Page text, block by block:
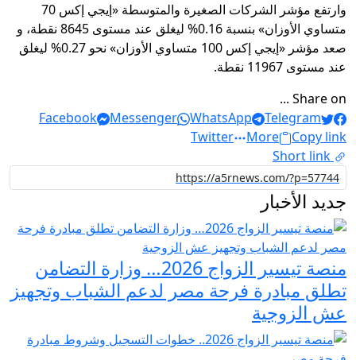
وارتفع مؤشر الشركات الصغيرة والمتوسطة «إيجي إكس 70
متساوي الأوزان» بنسبة 0.16% ليغلق عند مستوى 8645 نقطة، و
صعد مؤشر «إيجي إكس 100 متساوي الأوزان» نحو 0.27% ليغلق
عند مستوى 11967 نقطة.
Share on ...
Facebook
Messenger WhatsApp
Telegram
Twitter
More
Copy link
Short link
جديد الأخبار
منصة تيسير الزواج 2026… وزارة التضامن
تطلق مبادرة فرحة مصر لدعم الشباب وتجهيز
عش الزوجية